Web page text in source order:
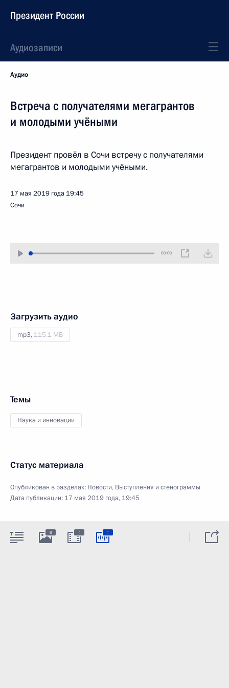
Президент России
Аудиозаписи
Аудио
Встреча с получателями мегагрантов
и молодыми учёными
Президент провёл в Сочи встречу с получателями
мегагрантов и молодыми учёными.
17 мая 2019 года 19:45
Сочи
00:00
Загрузить аудио
mp3, 115.1 МБ
Темы
Наука и инновации
Статус материала
Опубликован в разделах: Новости, Выступления и стенограммы
Дата публикации: 17 мая 2019 года, 19:45
9 : :